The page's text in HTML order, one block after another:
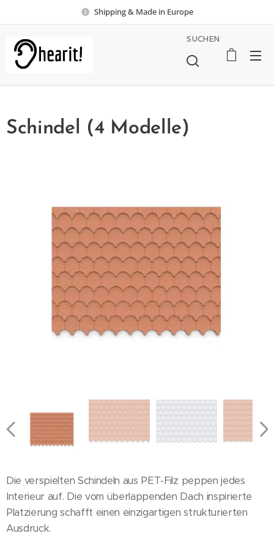
Shipping & Made in Europe
SUCHEN
Schindel (4 Modelle)
Die verspielten Schindeln aus PET-Filz peppen jedes
Interieur auf. Die vom überlappenden Dach inspirierte
Platzierung schafft einen einzigartigen strukturierten
Ausdruck.